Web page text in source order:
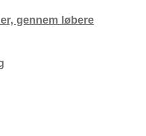
gennem løbere